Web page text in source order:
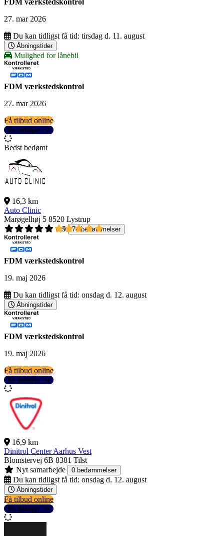
FDM værkstedskontrol
27. mar 2026
Du kan tidligst få tid: tirsdag d. 11. august
Åbningstider
Mulighed for lånebil
FDM værkstedskontrol
27. mar 2026
Få tilbud online
Se detaljer
Bedst bedømt
16,3 km
Auto Clinic
Marøgelhøj 5 8520 Lystrup
4,9
74 bedømmelser
FDM værkstedskontrol
19. maj 2026
Du kan tidligst få tid: onsdag d. 12. august
Åbningstider
FDM værkstedskontrol
19. maj 2026
Få tilbud online
Se detaljer
16,9 km
Dinitrol Center Aarhus Vest
Blomstervej 6B 8381 Tilst
Nyt samarbejde
0 bedømmelser
Du kan tidligst få tid: onsdag d. 12. august
Åbningstider
Få tilbud online
Se detaljer